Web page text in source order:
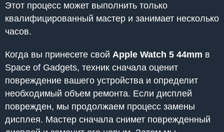
Этот процесс может выполнить только
квалифицированный мастер и занимает несколько
часов.
Когда вы принесете свой Apple Watch 5 44mm в
Space of Gadgets, техник сначала оценит
повреждение вашего устройства и определит
необходимый объем ремонта. Если дисплей
поврежден, мы продолжаем процесс замены
дисплея. Мастер сначала снимет поврежденный